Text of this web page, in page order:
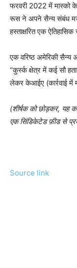
फरवरी 2022 में मास्को
रूस ने अपने सैन्य संबंध
हस्ताक्षरित एक
एक वरिष्ठ अमेरिकी सैन्य
“कुर्स्क क्षेत्र में कई सौ
लेकर केआईए (कार्रवाई में
(शीर्षक को छोड़कर, यह
एक सिंडिकेटेड फ़ीड से
Source link